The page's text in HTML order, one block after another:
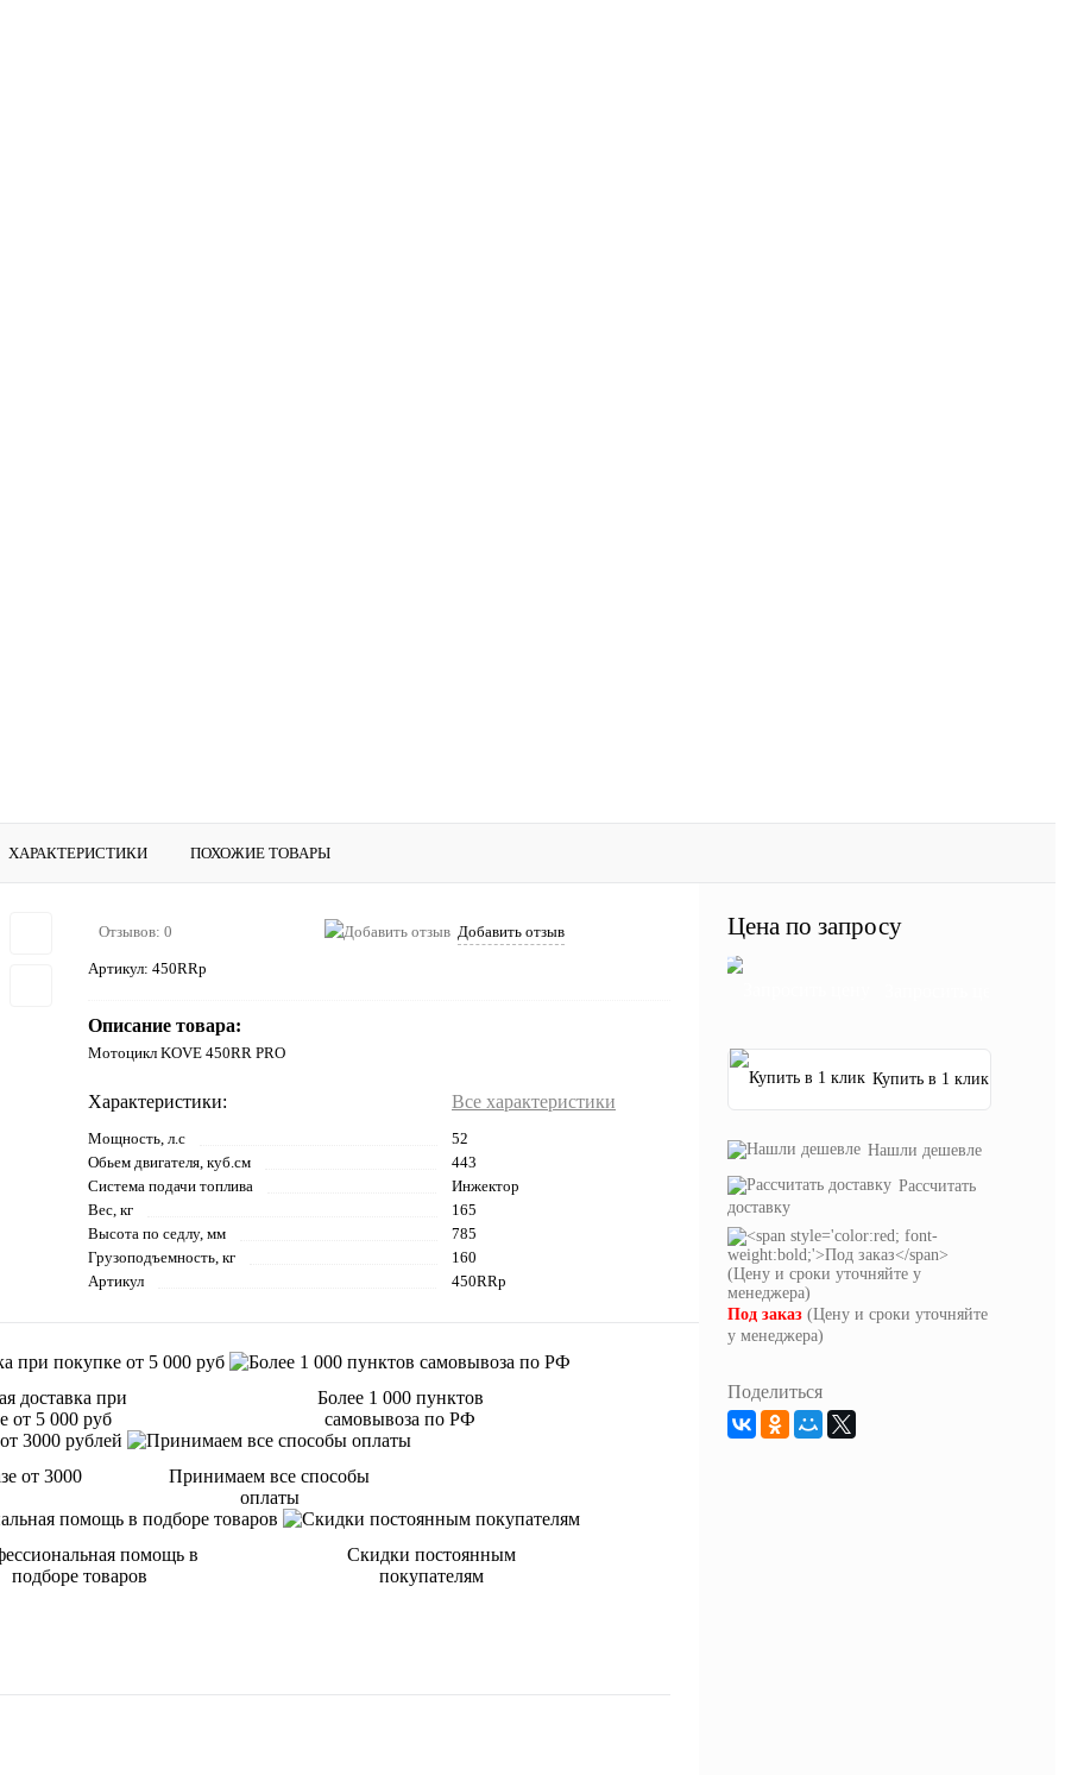
ХАРАКТЕРИСТИКИ ПОХОЖИЕ ТОВАРЫ
Отзывов: 0 Добавить отзыв
Артикул: 450RRp
Описание товара:
Мотоцикл KOVE 450RR PRO
Характеристики: Все характеристики
Мощность, л.с
52
Обьем двигателя, куб.см
443
Система подачи топлива
Инжектор
Вес, кг
165
Высота по седлу, мм
785
Грузоподъемность, кг
160
Артикул
450RRp
доставка при
от 5 000 руб
Более 1 000 пунктов
самовывоза по РФ
от 3000
Принимаем все способы
оплаты
помощь в
подборе товаров
Скидки постоянным
покупателям
Цена по запросу
Купить в 1 клик
Нашли дешевле
Рассчитать
доставку
Под заказ (Цену и сроки уточняйте
у менеджера)
Поделиться